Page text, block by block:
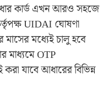
কার্ড এখন আরও সহজে
UIDAI ঘোষণা
মধ্যেই চালু হবে
মাধ্যমে OTP
যাবে আধারের বিভিন্ন